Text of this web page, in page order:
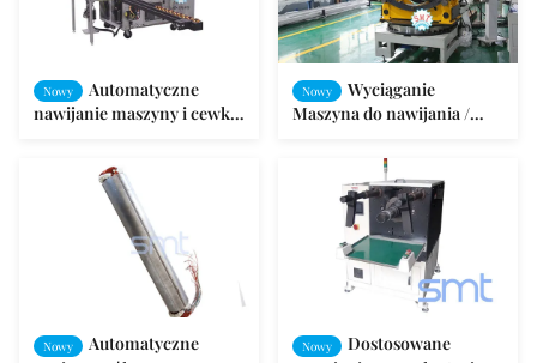
Nowy
Automatyczne
nawijanie maszyny i cewki
Nowy
Wyciąganie
Maszyna do nawijania /
maszyny SMT-QL80 /
SMT-QL140
Nowy
Automatyczne
Nowy
Dostosowane